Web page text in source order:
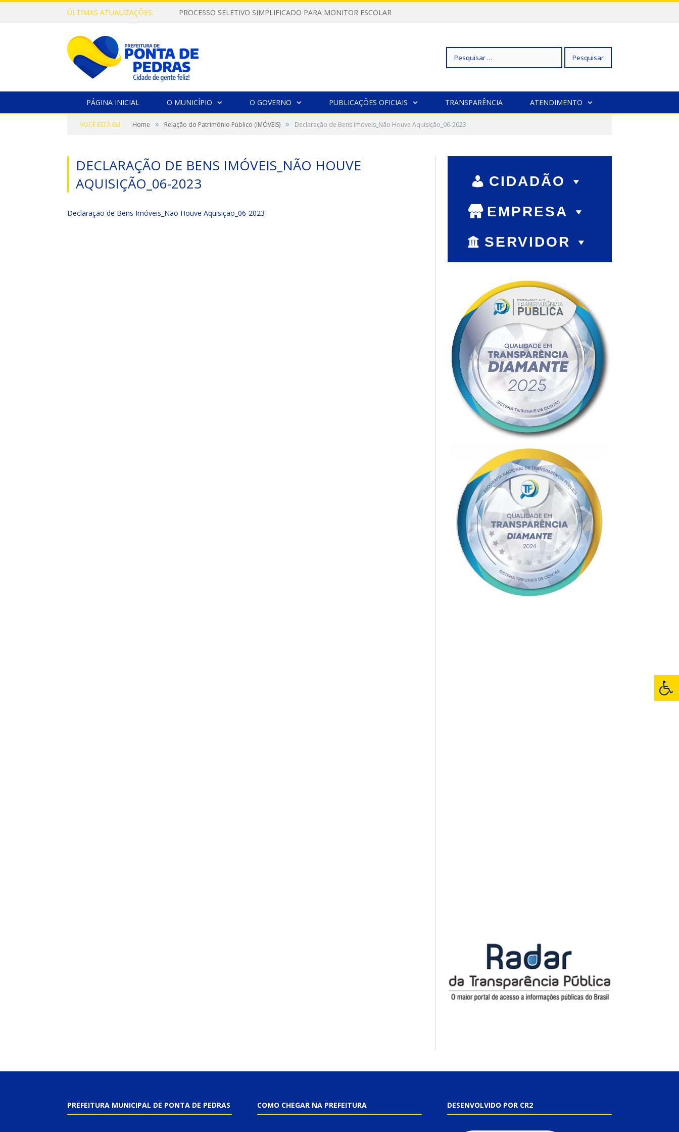
ÚLTIMAS ATUALIZAÇÕES: PROCESSO SELETIVO SIMPLIFICADO PARA MONITOR ESCOLAR
Pesquisar
por:
PÁGINA INICIAL O MUNICÍPIO O GOVERNO PUBLICAÇÕES OFICIAIS TRANSPARÊNCIA ATENDIMENTO
VOCÊ ESTÁ EM: Home » Relação do Patrimônio Público (IMÓVEIS) » Declaração de Bens Imóveis_Não Houve Aquisição_06-2023
DECLARAÇÃO DE BENS IMÓVEIS_NÃO HOUVE
AQUISIÇÃO_06-2023
Declaração de Bens Imóveis_Não Houve Aquisição_06-2023
CIDADÃO
EMPRESA
SERVIDOR
PREFEITURA MUNICIPAL DE PONTA DE PEDRAS COMO CHEGAR NA PREFEITURA DESENVOLVIDO POR CR2